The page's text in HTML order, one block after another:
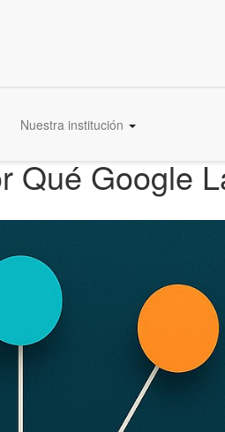
Nuestra institución
Qué Google